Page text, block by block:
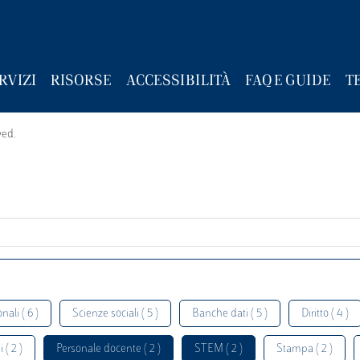
RISORSE ACCESSIBILITÀ FAQ E GUIDE
( 6 ) Scienze sociali ( 5 ) Banche dati ( 5 ) Diritto ( 4 )
( 2 ) Personale docente ( 2 ) STEM ( 2 ) Stampa ( 2 )